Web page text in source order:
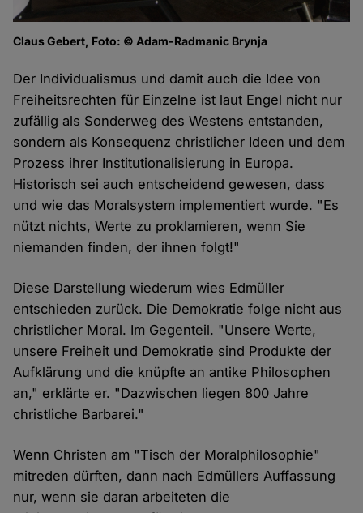
Claus Gebert, Foto: © Adam-Radmanic Brynja
Der Individualismus und damit auch die Idee von
Freiheitsrechten für Einzelne ist laut Engel nicht nur
zufällig als Sonderweg des Westens entstanden,
sondern als Konsequenz christlicher Ideen und dem
Prozess ihrer Institutionalisierung in Europa.
Historisch sei auch entscheidend gewesen, dass
und wie das Moralsystem implementiert wurde. "Es
nützt nichts, Werte zu proklamieren, wenn Sie
niemanden finden, der ihnen folgt!"
Diese Darstellung wiederum wies Edmüller
entschieden zurück. Die Demokratie folge nicht aus
christlicher Moral. Im Gegenteil. "Unsere Werte,
unsere Freiheit und Demokratie sind Produkte der
Aufklärung und die knüpfte an antike Philosophen
an," erklärte er. "Dazwischen liegen 800 Jahre
christliche Barbarei."
Wenn Christen am "Tisch der Moralphilosophie"
mitreden dürften, dann nach Edmüllers Auffassung
nur, wenn sie daran arbeiteten die